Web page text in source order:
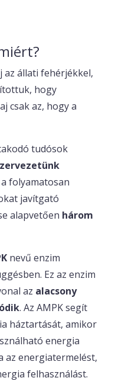
az állati fehérjékkel,
hogy
csak az, hogy a
tudósok
folyamatosan
javítgató
alapvetően három
nevű enzim
Ez az enzim
az alacsony
. Az AMPK segít
háztartását, amikor
energia
az energiatermelést,
felhasználást.